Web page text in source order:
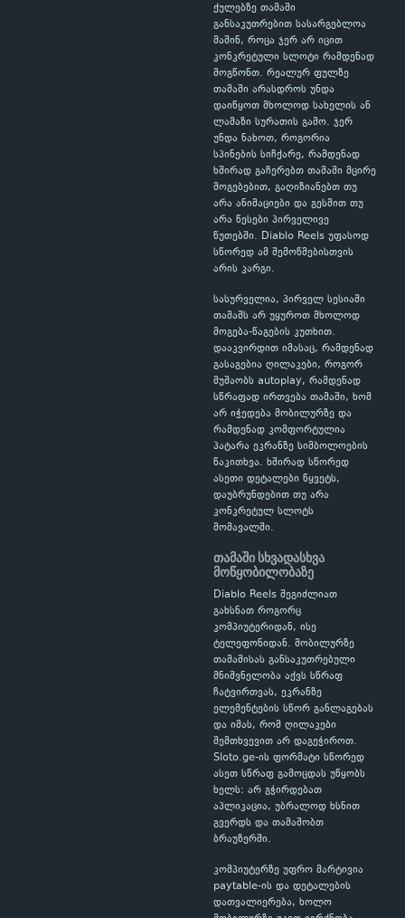
ქულებზე თამაში
განსაკუთრებით სასარგებლოა
მაშინ, როცა ჯერ არ იცით
კონკრეტული სლოტი რამდენად
მოგწონთ. რეალურ ფულზე
თამაში არასდროს უნდა
დაიწყოთ მხოლოდ სახელის ან
ლამაზი სურათის გამო. ჯერ
უნდა ნახოთ, როგორია
სპინების სიჩქარე, რამდენად
ხშირად გაჩერებთ თამაში მცირე
მოგებებით, გაღიზიანებთ თუ
არა ანიმაციები და გესმით თუ
არა წესები პირველივე
წუთებში. Diablo Reels უფასოდ
სწორედ ამ შემოწმებისთვის
არის კარგი.
სასურველია, პირველ სესიაში
თამაშს არ უყუროთ მხოლოდ
მოგება-წაგების კუთხით.
დააკვირდით იმასაც, რამდენად
გასაგებია ღილაკები, როგორ
მუშაობს autoplay, რამდენად
სწრაფად ირთვება თამაში, ხომ
არ იჭედება მობილურზე და
რამდენად კომფორტულია
პატარა ეკრანზე სიმბოლოების
წაკითხვა. ხშირად სწორედ
ასეთი დეტალები წყვეტს,
დაუბრუნდებით თუ არა
კონკრეტულ სლოტს
მომავალში.
თამაში სხვადასხვა
მოწყობილობაზე
Diablo Reels შეგიძლიათ
გახსნათ როგორც
კომპიუტერიდან, ისე
ტელეფონიდან. მობილურზე
თამაშისას განსაკუთრებული
მნიშვნელობა აქვს სწრაფ
ჩატვირთვას, ეკრანზე
ელემენტების სწორ განლაგებას
და იმას, რომ ღილაკები
შემთხვევით არ დაგეჭიროთ.
Sloto.ge-ის ფორმატი სწორედ
ასეთ სწრაფ გამოცდას უწყობს
ხელს: არ გჭირდებათ
აპლიკაცია, უბრალოდ ხსნით
გვერდს და თამაშობთ
ბრაუზერში.
კომპიუტერზე უფრო მარტივია
paytable-ის და დეტალების
დათვალიერება, ხოლო